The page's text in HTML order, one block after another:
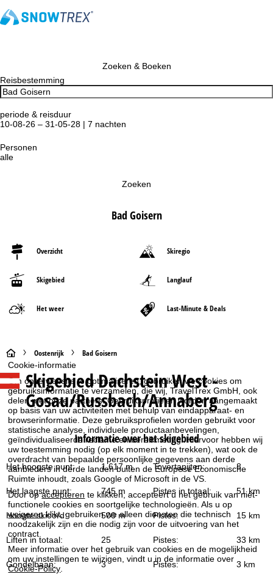
Cookie-informatie
Om onze website te optimaliseren, gebruiken we cookies om
gebruiksinformatie te verzamelen, die wij, TravelTrex GmbH, ook
delen met onze partners. Gebruiksprofielen worden aangemaakt
op basis van uw activiteiten met behulp van eindapparaat- en
browserinformatie. Deze gebruiksprofielen worden gebruikt voor
statistische analyse, individuele productaanbevelingen,
geïndividualiseerde reclame en bereikmeting. Hiervoor hebben wij
uw toestemming nodig (op elk moment in te trekken), wat ook de
overdracht van bepaalde persoonlijke gegevens aan derde
aanbieders in derde landen buiten de Europese Economische
Ruimte inhoudt, zoals Google of Microsoft in de VS.
Door opaccepteren te klikken, accepteert u het gebruik van niet-
functionele cookies en soortgelijke technologieën. Als u op
weigerenklikt, gebruiken we alleen diensten die technisch
noodzakelijk zijn en die nodig zijn voor de uitvoering van het
contract.
Meer informatie over het gebruik van cookies en de mogelijkheid
om uw instellingen te wijzigen, vindt u in de informatie over
Cookie-Policy
Zoeken & Boeken
Reisbestemming
periode & reisduur
10-08-26 – 31-05-28 | 7 nachten
Personen
alle
Zoeken
Bad Goisern
Overzicht Skiregio
Skigebied Langlauf
Het weer Last-Minute & Deals
S
t
a
r
t
p
a
g
i
Oostenrijk Bad Goisern
SkigebiedDachstein West -
Gosau/Russbach/Annaberg
Informatie over het skigebied
Het hoogste punt: 1.617 m Tovertapijten: 8
Het laagste punt: 745 m Pistes in totaal: 51 km
Hoogte skioord: 500 m Pistes: 15 km
Liften in totaal: 25 Pistes: 33 km
Gondelbaan: 3 Pistes: 3 km